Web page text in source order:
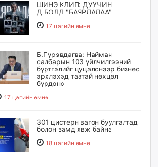
ШИНЭ КЛИП: ДУУЧИН
Д.БОЛД "БАЯРЛАЛАА"
17 цагийн өмнө
Б.Пүрэвдагва: Найман
салбарын 103 үйлчилгээний
бүртгэлийг цуцалснаар бизнес
эрхлэхэд таатай нөхцөл
бүрдэнэ
17 цагийн өмнө
301 цистерн вагон буулгалтад
болон замд явж байна
18 цагийн өмнө